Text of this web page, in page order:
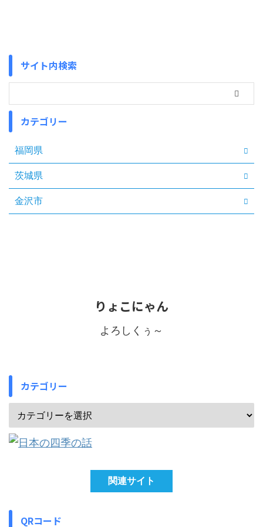
サイト内検索
カテゴリー
福岡県
茨城県
金沢市
りょこにゃん
よろしくぅ～
カテゴリー
関連サイト
QRコード